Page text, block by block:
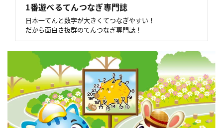
1番遊べるてんつなぎ専門誌
日本一てんと数字が大きくてつなぎやすい！
だから面白さ抜群のてんつなぎ専門誌！